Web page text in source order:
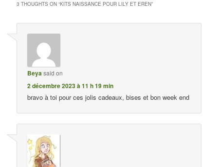
3 THOUGHTS ON “KITS NAISSANCE POUR LILY ET EREN”
Beyasaid on
2 décembre 2023 à 11 h 19 min
bravo à toi pour ces jolis cadeaux, bises et bon week end